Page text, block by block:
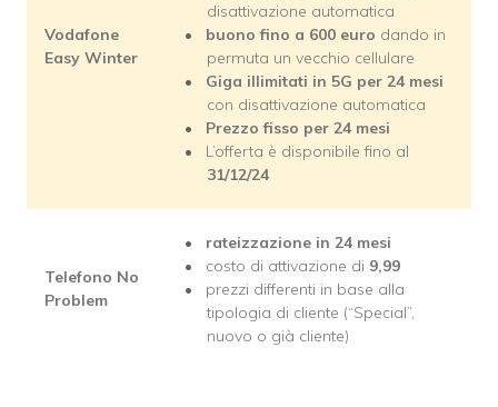
Vodafone
Easy Winter
disattivazione automatica
buono fino a 600 euro dando in
permuta un vecchio cellulare
Giga illimitati in 5G per 24 mesi
con disattivazione automatica
Prezzo fisso per 24 mesi
L’offerta è disponibile fino al
31/12/24
Telefono No
Problem
rateizzazione in 24 mesi
costo di attivazione di 9,99
prezzi differenti in base alla
tipologia di cliente (“Special”,
nuovo o già cliente)